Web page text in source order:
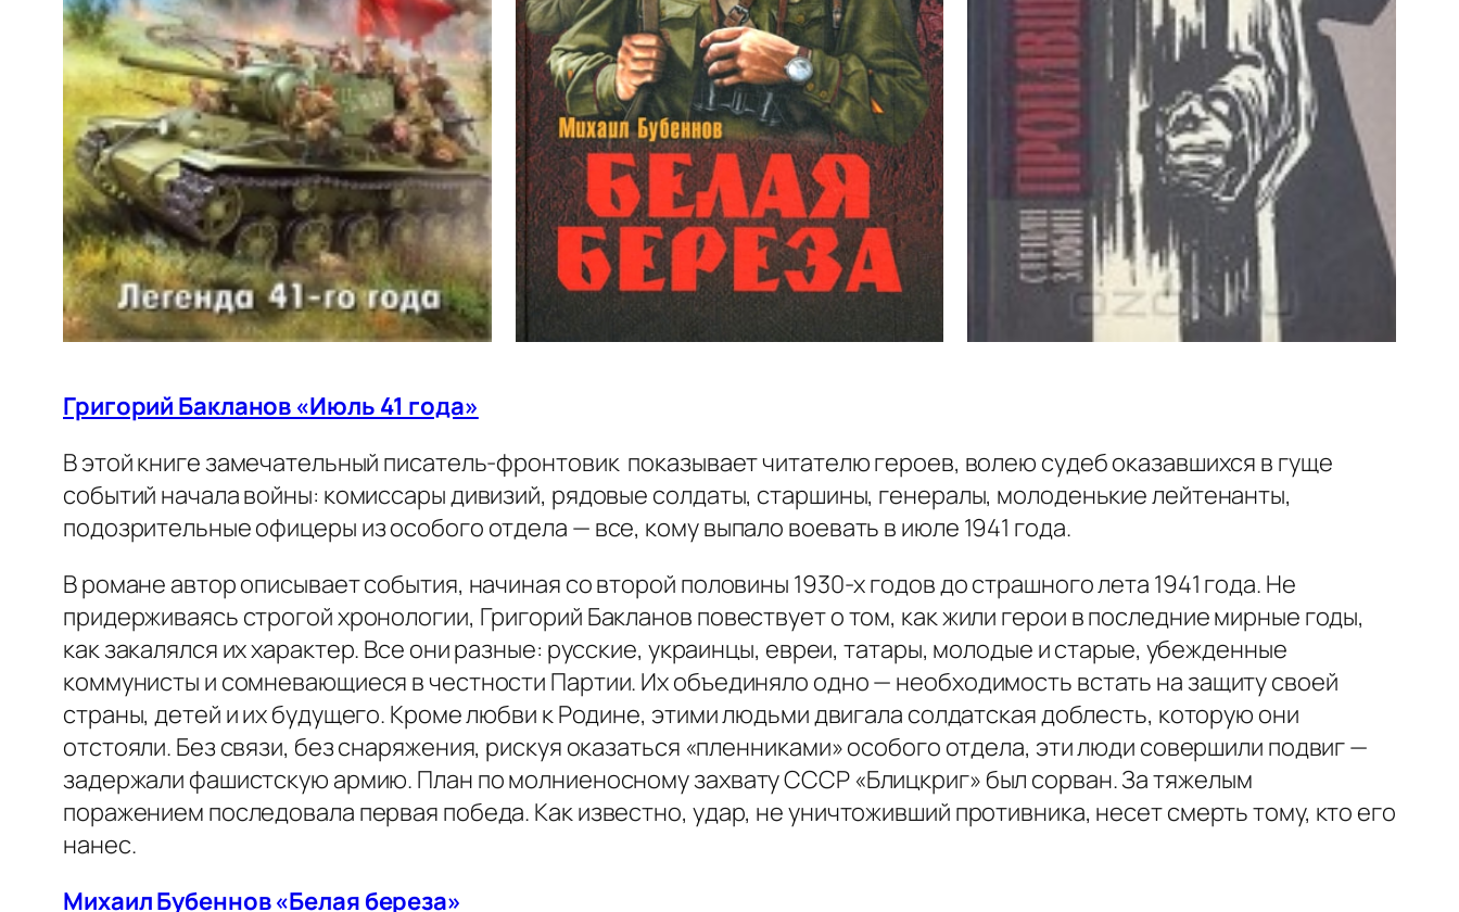
Григорий Бакланов «Июль 41 года»
В этой книге замечательный писатель-фронтовик показывает читателю героев, волею судеб оказавшихся в гуще
событий начала войны: комиссары дивизий, рядовые солдаты, старшины, генералы, молоденькие лейтенанты,
подозрительные офицеры из особого отдела — все, кому выпало воевать в июле 1941 года.
В романе автор описывает события, начиная со второй половины 1930-х годов до страшного лета 1941 года. Не
придерживаясь строгой хронологии, Григорий Бакланов повествует о том, как жили герои в последние мирные годы,
как закалялся их характер. Все они разные: русские, украинцы, евреи, татары, молодые и старые, убежденные
коммунисты и сомневающиеся в честности Партии. Их объединяло одно — необходимость встать на защиту своей
страны, детей и их будущего. Кроме любви к Родине, этими людьми двигала солдатская доблесть, которую они
отстояли. Без связи, без снаряжения, рискуя оказаться «пленниками» особого отдела, эти люди совершили подвиг —
задержали фашистскую армию. План по молниеносному захвату СССР «Блицкриг» был сорван. За тяжелым
поражением последовала первая победа. Как известно, удар, не уничтоживший противника, несет смерть тому, кто его
нанес.
Михаил Бубеннов «Белая береза»